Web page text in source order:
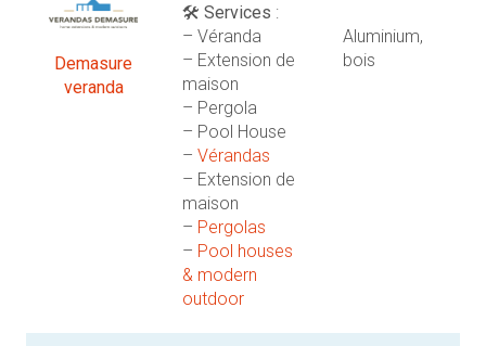
Demasure
veranda
🛠️ Services :
– Véranda
– Extension de
maison
– Pergola
– Pool House
– Vérandas
– Extension de
maison
– Pergolas
– Pool houses
& modern
outdoor
Aluminium,
bois